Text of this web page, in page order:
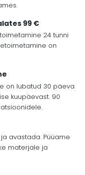
99 €
24 tunni
on
on lubatud 30 päeva
kuupäevast. 90
avastada. Püüame
materjale ja